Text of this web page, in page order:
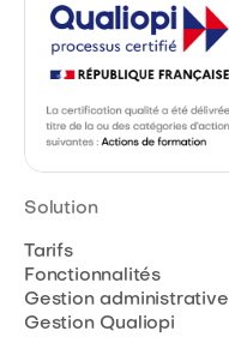
Solution
Tarifs
Fonctionnalités
Gestion administrative
Gestion Qualiopi